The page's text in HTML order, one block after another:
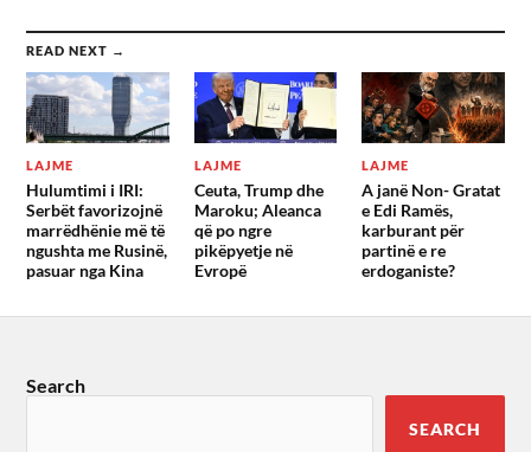
READ NEXT →
LAJME
Hulumtimi i IRI:
Serbët favorizojnë
marrëdhënie më të
ngushta me Rusinë,
pasuar nga Kina
LAJME
Ceuta, Trump dhe
Maroku; Aleanca
që po ngre
pikëpyetje në
Evropë
LAJME
A janë Non- Gratat
e Edi Ramës,
karburant për
partinë e re
erdoganiste?
Search
SEARCH